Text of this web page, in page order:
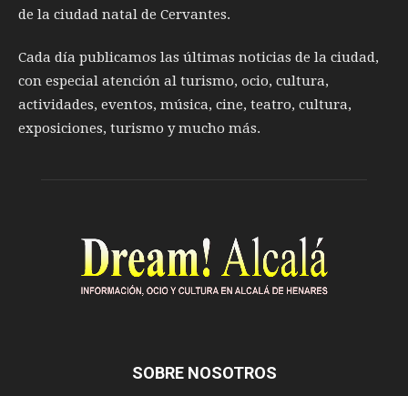
de la ciudad natal de Cervantes.
Cada día publicamos las últimas noticias de la ciudad,
con especial atención al turismo, ocio, cultura,
actividades, eventos, música, cine, teatro, cultura,
exposiciones, turismo y mucho más.
SOBRE NOSOTROS